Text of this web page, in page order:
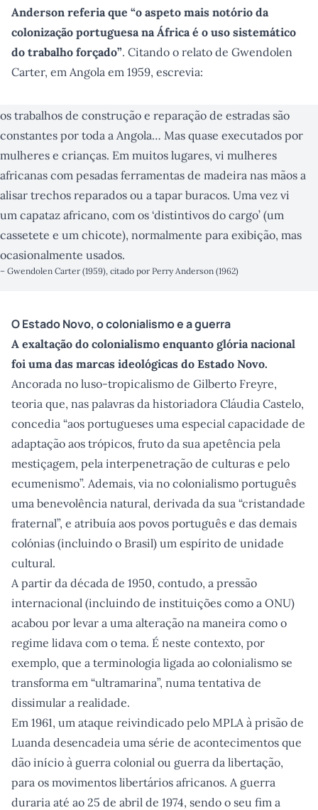
Anderson referia que “o aspeto mais notório da
colonização portuguesa na África é o uso sistemático
do trabalho forçado”. Citando o relato de Gwendolen
Carter, em Angola em 1959, escrevia:
os trabalhos de construção e reparação de estradas são
constantes por toda a Angola… Mas quase executados por
mulheres e crianças. Em muitos lugares, vi mulheres
africanas com pesadas ferramentas de madeira nas mãos a
alisar trechos reparados ou a tapar buracos. Uma vez vi
um capataz africano, com os ‘distintivos do cargo’ (um
cassetete e um chicote), normalmente para exibição, mas
ocasionalmente usados.
– Gwendolen Carter (1959), citado por Perry Anderson (1962)
O Estado Novo, o colonialismo e a guerra
A exaltação do colonialismo enquanto glória nacional
foi uma das marcas ideológicas do Estado Novo.
Ancorada no luso-tropicalismo de Gilberto Freyre,
teoria que, nas palavras da historiadora Cláudia Castelo,
concedia “aos portugueses uma especial capacidade de
adaptação aos trópicos, fruto da sua apetência pela
mestiçagem, pela interpenetração de culturas e pelo
ecumenismo”. Ademais, via no colonialismo português
uma benevolência natural, derivada da sua “cristandade
fraternal”, e atribuía aos povos português e das demais
colónias (incluindo o Brasil) um espírito de unidade
cultural.
A partir da década de 1950, contudo, a pressão
internacional (incluindo de instituições como a ONU)
acabou por levar a uma alteração na maneira como o
regime lidava com o tema. É neste contexto, por
exemplo, que a terminologia ligada ao colonialismo se
transforma em “ultramarina”, numa tentativa de
dissimular a realidade.
Em 1961, um ataque reivindicado pelo MPLA à prisão de
Luanda desencadeia uma série de acontecimentos que
dão início à guerra colonial ou guerra da libertação,
para os movimentos libertários africanos. A guerra
duraria até ao 25 de abril de 1974, sendo o seu fim a